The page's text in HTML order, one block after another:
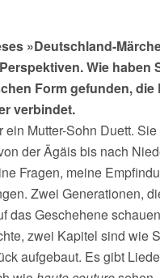
»Deutschland-
Wie haben
Form gefunden, die
verbindet.
ein Mutter-Sohn Duett.
der Ägäis bis nach
Fragen, meine
Zwei Generationen,
das Geschehene
zwei Kapitel sind wie
aufgebaut. Es gibt